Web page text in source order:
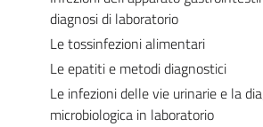
diagnosi di laboratorio
Le tossinfezioni alimentari
Le epatiti e metodi diagnostici
Le infezioni delle vie urinarie e la
microbiologica in laboratorio